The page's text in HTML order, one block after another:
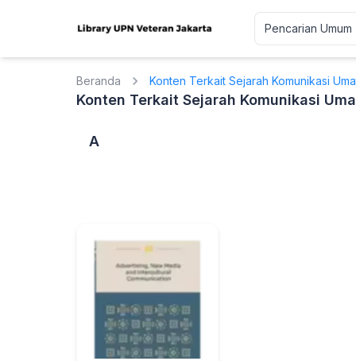
Beranda Konten Terkait Sejarah Komunikasi
Konten Terkait Sejarah Komunikasi
A